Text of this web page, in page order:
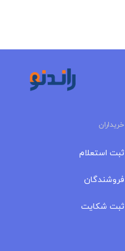
خریداران
ثبت استعلام
فروشندگان
ثبت شکایت